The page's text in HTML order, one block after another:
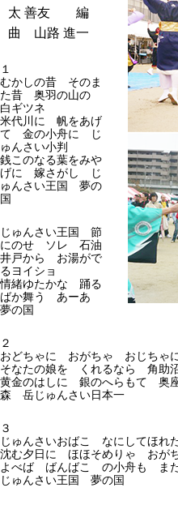
太 善友 編
曲 山路 進一
１
むかしの昔 そのま
た昔 奥羽の山の
白ギツネ
米代川に 帆をあげ
て 金の小舟に じ
ゅんさい小判
銭このなる葉をみや
げに 嫁さがし じ
ゅんさい王国 夢の
国
じゅんさい王国 節
にのせ ソレ 石油
井戸から お湯がで
るヨイショ
情緒ゆたかな 踊る
ばか舞う あーあ
夢の国
２
おどちゃに おがちゃ おじちゃ
そなたの娘を くれるなら 角助
黄金のはしに 銀のへらもて 奥
森 岳じゅんさい日本一
３
じゅんさいおばこ なにしてほ
沈む夕日に ほほそめりゃ おが
よべば ばんばこ の小舟も ま
じゅんさい王国 夢の国